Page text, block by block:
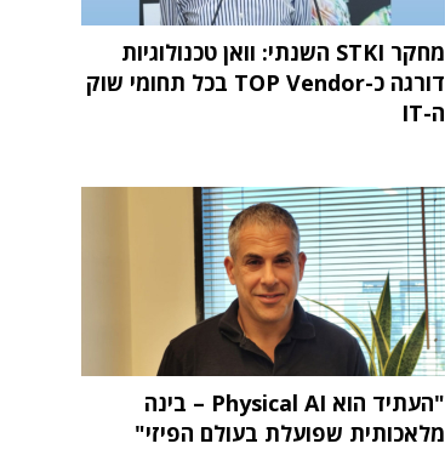
מחקר STKI השנתי: וואן טכנולוגיות
דורגה כ-TOP Vendor בכל תחומי שוק
ה-IT
"העתיד הוא Physical AI – בינה
מלאכותית שפועלת בעולם הפיזי"